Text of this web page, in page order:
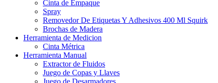
Cinta de Empaque
Spray
Removedor De Etiquetas Y Adhesivos 400 Ml Squirk
Brochas de Madera
Herramienta de Medicion
Cinta Métrica
Herramienta Manual
Extractor de Fluidos
Juego de Copas y Llaves
Juego de Desarmadores